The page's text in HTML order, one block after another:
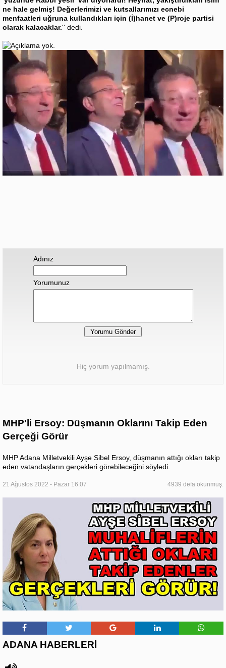
ne hale gelmiş! Değerlerimizi ve kutsallarımızı ecnebi
menfaatleri uğruna kullandıkları için (İ)hanet ve (P)roje partisi
olarak kalacaklar.'' dedi.
Adınız
Yorumunuz
Hiç yorum yapılmamış.
MHP'li Ersoy: Düşmanın Oklarını Takip Eden
Gerçeği Görür
MHP Adana Milletvekili Ayşe Sibel Ersoy, düşmanın attığı okları takip
eden vatandaşların gerçekleri görebileceğini söyledi.
21 Ağustos 2022 - Pazar 16:07 4939 defa okunmuş.
ADANA HABERLERİ